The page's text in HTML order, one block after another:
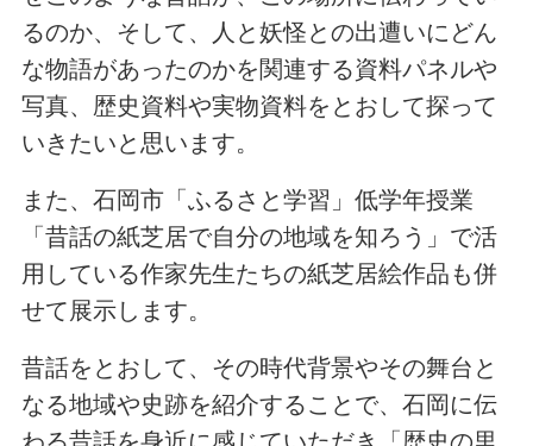
るのか、そして、人と妖怪との出遭いにどん
な物語があったのかを関連する資料パネルや
写真、歴史資料や実物資料をとおして探って
いきたいと思います。
また、石岡市「ふるさと学習」低学年授業
「昔話の紙芝居で自分の地域を知ろう」で活
用している作家先生たちの紙芝居絵作品も併
せて展示します。
昔話をとおして、その時代背景やその舞台と
なる地域や史跡を紹介することで、石岡に伝
わる昔話を身近に感じていただき「歴史の里